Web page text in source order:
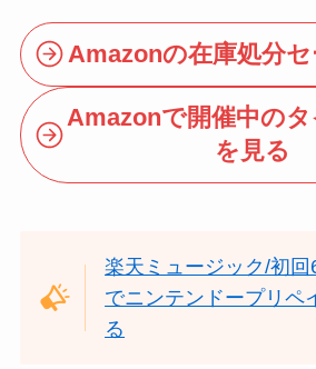
Amazonの在庫処分
Amazonで開催中の
を見る
楽天ミュージック/初
でニンテンドープリペ
る